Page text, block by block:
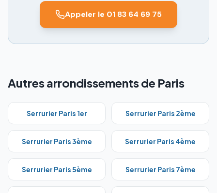
Appeler le 01 83 64 69 75
Autres arrondissements de Paris
Serrurier Paris 1er Serrurier Paris 2ème
Serrurier Paris3ème Serrurier Paris 4ème
Serrurier Paris5ème Serrurier Paris 7ème